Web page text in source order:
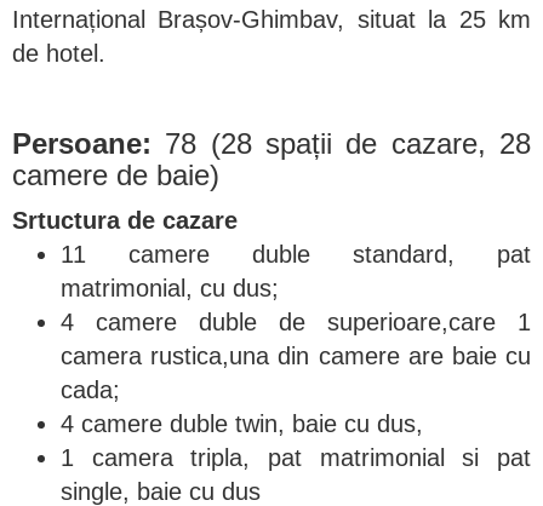
Internațional Brașov-Ghimbav, situat la 25 km
de hotel.
Persoane: 78 (28 spații de cazare, 28
camere de baie)
Srtuctura de cazare
11 camere duble standard, pat
matrimonial, cu dus;
4 camere duble de superioare,care 1
camera rustica,una din camere are baie cu
cada;
4 camere duble twin, baie cu dus,
1 camera tripla, pat matrimonial si pat
single, baie cu dus